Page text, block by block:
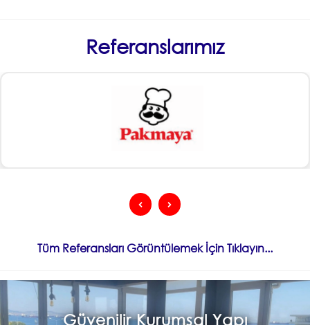
Referanslarımız
Tüm Referansları Görüntülemek İçin Tıklayın...
Güvenilir Kurumsal Yapı